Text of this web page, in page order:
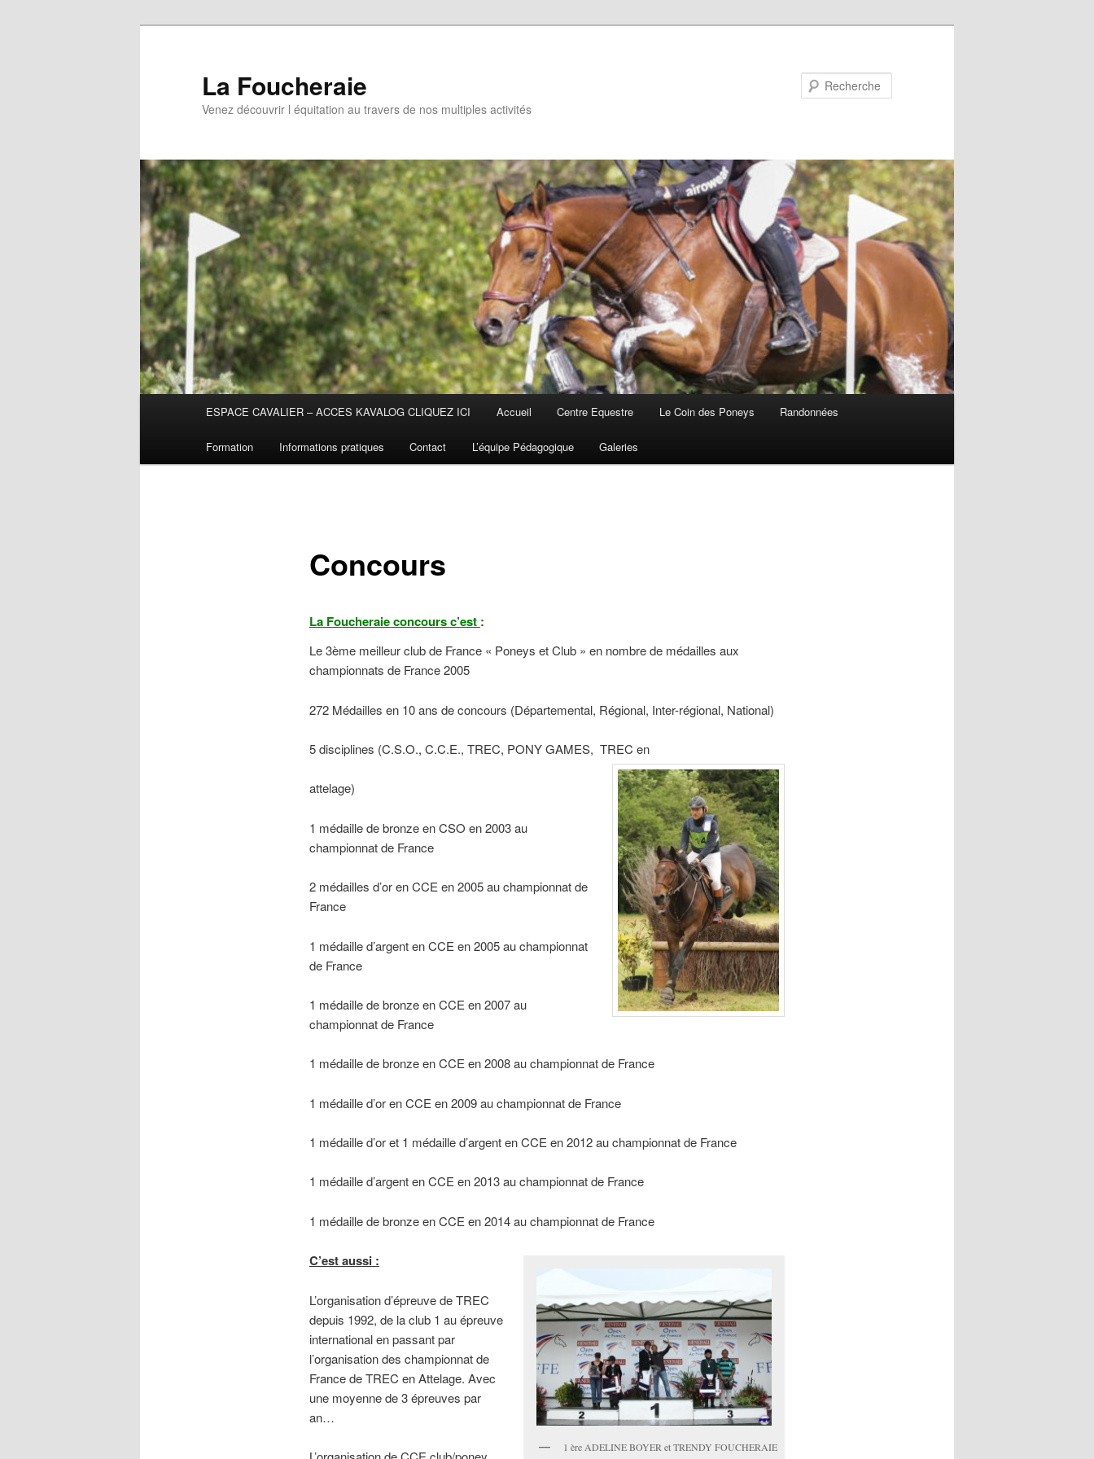
La Foucheraie
Venez découvrir l équitation au travers de nos multiples activités
ESPACE CAVALIER – ACCES KAVALOG CLIQUEZ ICI Accueil Centre Equestre Le Coin des Poneys Randonnées
Formation Informations pratiques Contact L’équipe Pédagogique Galeries
Concours
La Foucheraie concours c’est :
Le 3ème meilleur club de France « Poneys et Club » en nombre de médailles aux
championnats de France 2005
272 Médailles en 10 ans de concours (Départemental, Régional, Inter-régional, National)
5 disciplines (C.S.O., C.C.E., TREC, PONY GAMES, TREC en
attelage)
1 médaille de bronze en CSO en 2003 au
championnat de France
2 médailles d’or en CCE en 2005 au championnat de
France
1 médaille d’argent en CCE en 2005 au championnat
de France
1 médaille de bronze en CCE en 2007 au
championnat de France
1 médaille de bronze en CCE en 2008 au championnat de France
1 médaille d’or en CCE en 2009 au championnat de France
1 médaille d’or et 1 médaille d’argent en CCE en 2012 au championnat de France
1 médaille d’argent en CCE en 2013 au championnat de France
1 médaille de bronze en CCE en 2014 au championnat de France
1 ère ADELINE BOYER et TRENDY FOUCHERAIE
C’est aussi :
L’organisation d’épreuve de TREC
depuis 1992, de la club 1 au épreuve
international en passant par
l’organisation des championnat de
France de TREC en Attelage. Avec
une moyenne de 3 épreuves par
an…